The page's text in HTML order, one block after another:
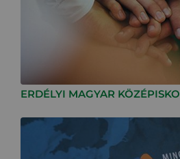
ERDÉLYI MAGYAR